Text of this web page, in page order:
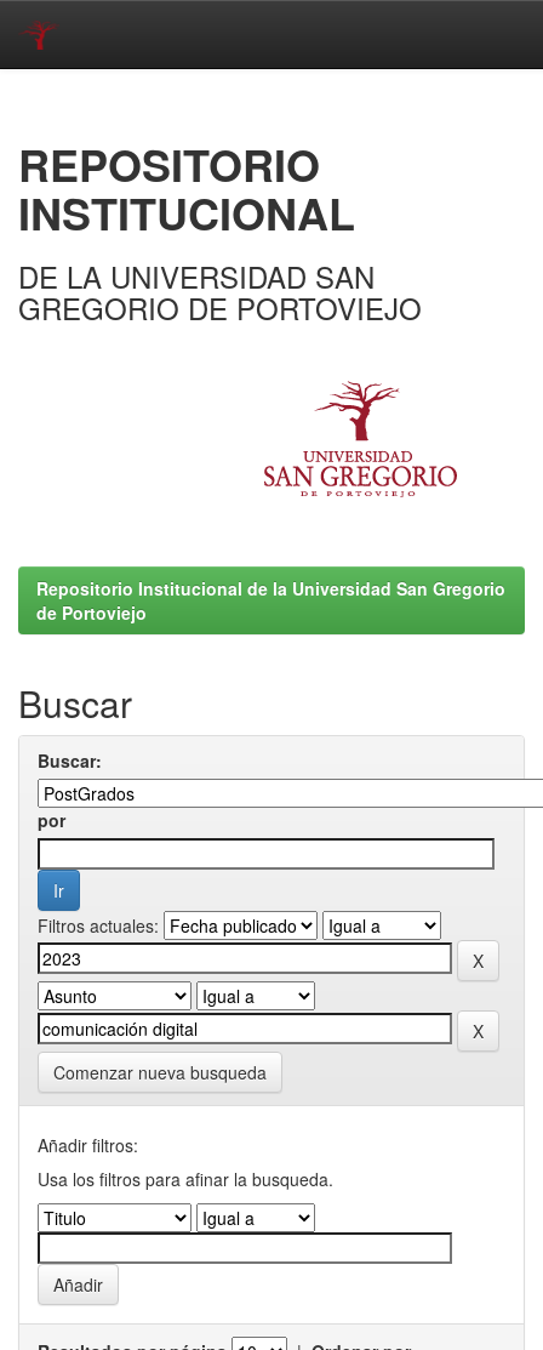
REPOSITORIO
INSTITUCIONAL
DE LA UNIVERSIDAD SAN
GREGORIO DE PORTOVIEJO
Repositorio Institucional de la Universidad San Gregorio
de Portoviejo
Buscar
Buscar:
por
Filtros actuales:
Comenzar nueva busqueda
Añadir filtros:
Usa los filtros para afinar la busqueda.